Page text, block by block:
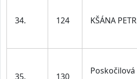
34. 124 KŠÁNA PETR
35. 130
Poskočilová